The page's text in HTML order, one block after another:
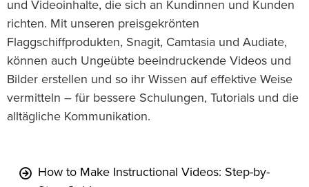
und Videoinhalte, die sich an Kundinnen und Kunden
richten. Mit unseren preisgekrönten
Flaggschiffprodukten, Snagit, Camtasia und Audiate,
können auch Ungeübte beeindruckende Videos und
Bilder erstellen und so ihr Wissen auf effektive Weise
vermitteln – für bessere Schulungen, Tutorials und die
alltägliche Kommunikation.
How to Make Instructional Videos: Step-by-